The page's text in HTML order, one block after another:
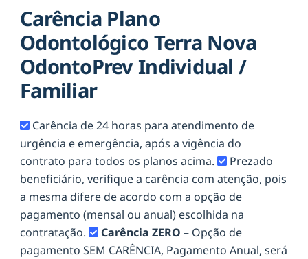
Carência Plano
Odontológico Terra Nova
OdontoPrev Individual /
Familiar
Carência de 24 horas para atendimento de
urgência e emergência, após a vigência do
contrato para todos os planos acima.
Prezado
beneficiário, verifique a carência com atenção, pois
a mesma difere de acordo com a opção de
pagamento (mensal ou anual) escolhida na
contratação.
Carência ZERO – Opção de
pagamento SEM CARÊNCIA, Pagamento Anual, será